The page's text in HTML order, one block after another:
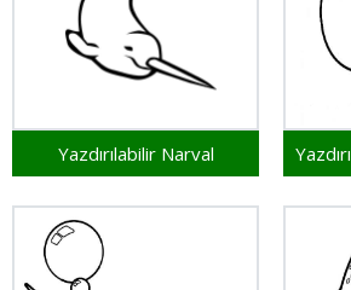
Yazdırılabilir Narval